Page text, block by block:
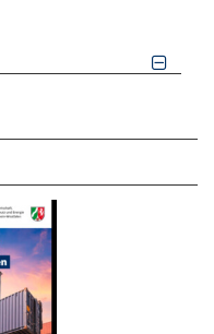
ZULETZT ANGESEHENE